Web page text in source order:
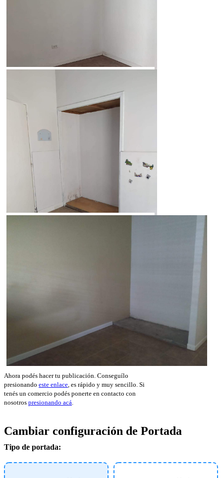
Ahora podés hacer tu publicación. Conseguílo
presionando este enlace, es rápido y muy sencillo. Si
tenés un comercio podés ponerte en contacto con
nosotros presionando acá.
Cambiar configuración de Portada
Tipo de portada: